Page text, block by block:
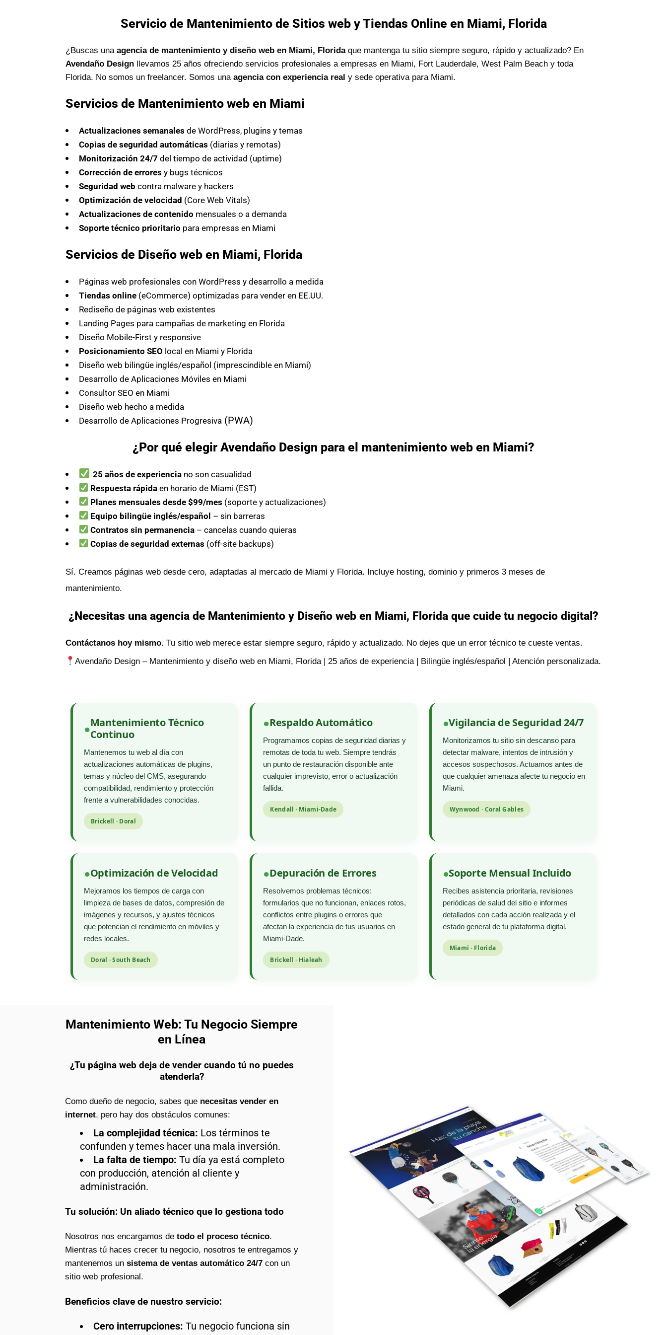
Servicio de Mantenimiento de Sitios web y Tiendas Online en Miami, Florida
¿Buscas una agencia de mantenimiento y diseño web en Miami, Floridaque mantenga tu sitio siempre seguro, rápido y actualizado? En
Avendaño Design llevamos 25 años ofreciendo servicios profesionales a empresas en Miami, Fort Lauderdale, West Palm Beach y toda
Florida. No somos un freelancer. Somos una agencia con experiencia real y sede operativa para Miami.
Servicios de Mantenimiento web en Miami
Actualizaciones semanales de WordPress, plugins y temas
Copias de seguridad automáticas (diarias y remotas)
Monitorización 24/7 del tiempo de actividad (uptime)
Corrección de errores y bugs técnicos
Seguridad web contra malware y hackers
Optimización de velocidad (Core Web Vitals)
Actualizaciones de contenido mensuales o a demanda
Soporte técnico prioritario para empresas en Miami
Servicios de Diseño web en Miami, Florida
Páginas web profesionales con WordPress y desarrollo a medida
Tiendas online (eCommerce) optimizadas para vender en EE.UU.
Rediseño de páginas web existentes
Landing Pages para campañas de marketing en Florida
Diseño Mobile-First y responsive
Posicionamiento SEO local en Miami y Florida
Diseño web bilingüe inglés/español (imprescindible en Miami)
Desarrollo de Aplicaciones Móviles en Miami
Consultor SEO en Miami
Diseño web hecho a medida
Desarrollo de Aplicaciones Progresiva (PWA)
¿Por qué elegir Avendaño Design para el mantenimiento web en Miami?
25 años de experienciano son casualidad
Respuesta rápida en horario de Miami (EST)
Planes mensuales desde $99/mes (soporte y actualizaciones)
Equipo bilingüe inglés/español – sin barreras
Contratos sin permanencia – cancelas cuando quieras
Copias de seguridad externas (off-site backups)
Sí. Creamos páginas web desde cero, adaptadas al mercado de Miami y Florida. Incluye hosting, dominio y primeros 3 meses de
mantenimiento.
¿Necesitas una agencia de Mantenimiento y Diseño web en Miami, Florida que cuide tu negocio digital?
Contáctanos hoy mismo. Tu sitio web merece estar siempre seguro, rápido y actualizado. No dejes que un error técnico te cueste ventas.
Avendaño Design – Mantenimiento y diseño web en Miami, Florida | 25 años de experiencia | Bilingüe inglés/español | Atención personalizada.
Mantenimiento Técnico
Continuo
Mantenemos tu web al día con
actualizaciones automáticas de plugins,
temas y núcleo del CMS, asegurando
compatibilidad, rendimiento y protección
frente a vulnerabilidades conocidas.
Brickell · Doral
Respaldo Automático
Programamos copias de seguridad diarias y
remotas de toda tu web. Siempre tendrás
un punto de restauración disponible ante
cualquier imprevisto, error o actualización
fallida.
Kendall · Miami-Dade
Vigilancia de Seguridad 24/7
Monitorizamos tu sitio sin descanso para
detectar malware, intentos de intrusión y
accesos sospechosos. Actuamos antes de
que cualquier amenaza afecte tu negocio en
Miami.
Wynwood · Coral Gables
Optimización de Velocidad
Mejoramos los tiempos de carga con
limpieza de bases de datos, compresión de
imágenes y recursos, y ajustes técnicos
que potencian el rendimiento en móviles y
redes locales.
Doral · South Beach
Depuración de Errores
Resolvemos problemas técnicos:
formularios que no funcionan, enlaces rotos,
conflictos entre plugins o errores que
afectan la experiencia de tus usuarios en
Miami-Dade.
Brickell · Hialeah
Soporte Mensual Incluido
Recibes asistencia prioritaria, revisiones
periódicas de salud del sitio e informes
detallados con cada acción realizada y el
estado general de tu plataforma digital.
Miami · Florida
Mantenimiento Web: Tu Negocio Siempre
en Línea
¿Tu página web deja de vender cuando tú no puedes
atenderla?
Como dueño de negocio, sabes que necesitas vender en
internet, pero hay dos obstáculos comunes:
La complejidad técnica: Los términos te
confunden y temes hacer una mala inversión.
La falta de tiempo: Tu día ya está completo
con producción, atención al cliente y
administración.
Tu solución: Un aliado técnico que lo gestiona todo
Nosotros nos encargamos de todo el proceso técnico.
Mientras tú haces crecer tu negocio, nosotros te entregamos y
mantenemos un sistema de ventas automático 24/7con un
sitio web profesional.
Beneficios clave de nuestro servicio:
Cero interrupciones: Tu negocio funciona sin